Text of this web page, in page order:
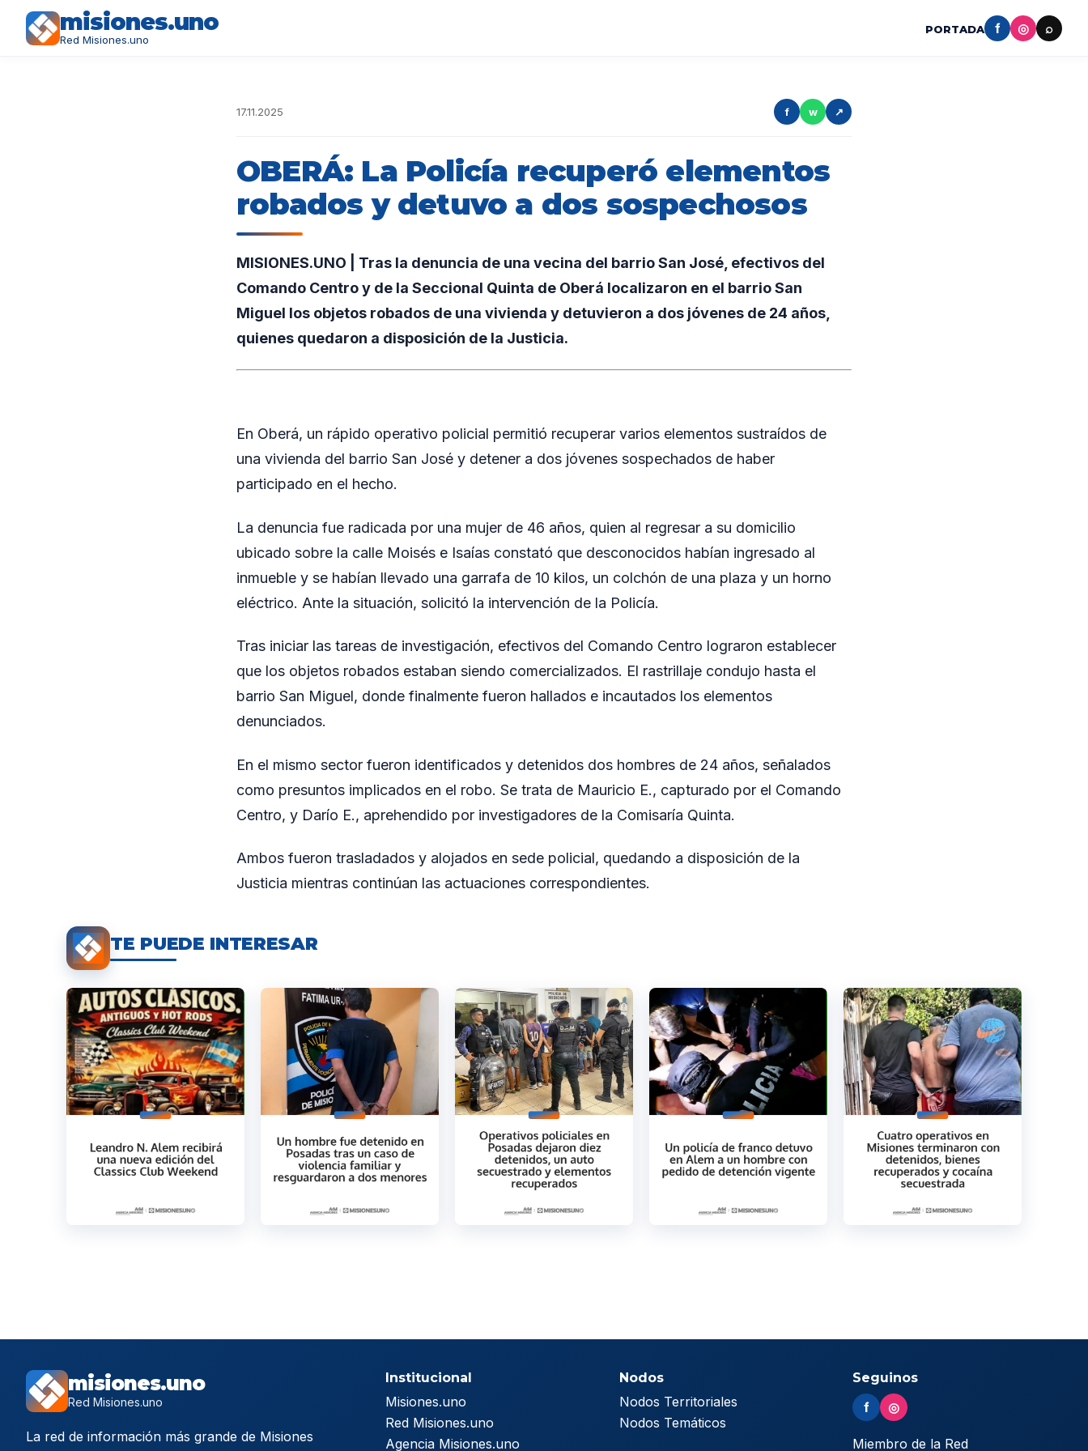
misiones.uno
Red Misiones.uno
PORTADA f ◎ ⌕
17.11.2025 f w ↗
OBERÁ: La Policía recuperó elementos
robados y detuvo a dos sospechosos
MISIONES.UNO | Tras la denuncia de una vecina del barrio San José, efectivos del
Comando Centro y de la Seccional Quinta de Oberá localizaron en el barrio San
Miguel los objetos robados de una vivienda y detuvieron a dos jóvenes de 24 años,
quienes quedaron a disposición de la Justicia.
En Oberá, un rápido operativo policial permitió recuperar varios elementos sustraídos de
una vivienda del barrio San José y detener a dos jóvenes sospechados de haber
participado en el hecho.
La denuncia fue radicada por una mujer de 46 años, quien al regresar a su domicilio
ubicado sobre la calle Moisés e Isaías constató que desconocidos habían ingresado al
inmueble y se habían llevado una garrafa de 10 kilos, un colchón de una plaza y un horno
eléctrico. Ante la situación, solicitó la intervención de la Policía.
Tras iniciar las tareas de investigación, efectivos del Comando Centro lograron establecer
que los objetos robados estaban siendo comercializados. El rastrillaje condujo hasta el
barrio San Miguel, donde finalmente fueron hallados e incautados los elementos
denunciados.
En el mismo sector fueron identificados y detenidos dos hombres de 24 años, señalados
como presuntos implicados en el robo. Se trata de Mauricio E., capturado por el Comando
Centro, y Darío E., aprehendido por investigadores de la Comisaría Quinta.
Ambos fueron trasladados y alojados en sede policial, quedando a disposición de la
Justicia mientras continúan las actuaciones correspondientes.
TE PUEDE INTERESAR
misiones.uno
Red Misiones.uno
La red de información más grande de Misiones
Institucional
Misiones.uno
Red Misiones.uno
Agencia Misiones.uno
Nodos
Nodos Territoriales
Nodos Temáticos
Seguinos
f ◎
Miembro de la Red